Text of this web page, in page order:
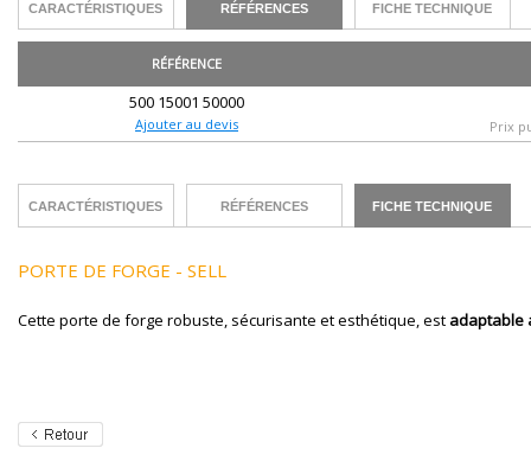
CARACTÉRISTIQUES RÉFÉRENCES FICHE TECHNIQUE
RÉFÉRENCE
500 15001 50000
Ajouter au devis Prix
CARACTÉRISTIQUES RÉFÉRENCES FICHE TECHNIQUE
PORTE DE FORGE - SELL
Cette porte de forge robuste, sécurisante et esthétique, est adaptable